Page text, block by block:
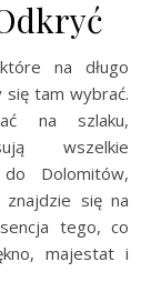
na długo
tam wybrać.
na szlaku,
wszelkie
Dolomitów,
znajdzie się na
tego, co
majestat i